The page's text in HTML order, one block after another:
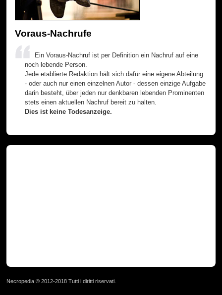
Voraus-Nachrufe
Ein Voraus-Nachruf ist per Definition ein Nachruf auf eine
noch lebende Person.
Jede etablierte Redaktion hält sich dafür eine eigene Abteilung
- oder auch nur einen einzelnen Autor - dessen einzige Aufgabe
darin besteht, über jeden nur denkbaren lebenden Prominenten
stets einen aktuellen Nachruf bereit zu halten.
Dies ist keine Todesanzeige.
Necropedia © 2012-2018 Tutti i diritti riservati.